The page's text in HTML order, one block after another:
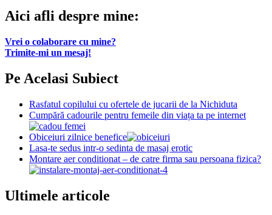
Aici afli despre mine:
Vrei o colaborare cu mine?
Trimite-mi un mesaj!
Pe Acelasi Subiect
Rasfatul copilului cu ofertele de jucarii de la Nichiduta
Cumpără cadourile pentru femeile din viața ta pe internet
Obiceiuri zilnice benefice
Lasa-te sedus intr-o sedinta de masaj erotic
Montare aer conditionat – de catre firma sau persoana fizica?
Ultimele articole